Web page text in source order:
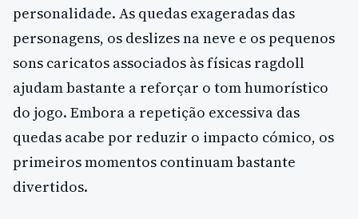
personalidade. As quedas exageradas das
personagens, os deslizes na neve e os pequenos
sons caricatos associados às físicas ragdoll
ajudam bastante a reforçar o tom humorístico
do jogo. Embora a repetição excessiva das
quedas acabe por reduzir o impacto cómico, os
primeiros momentos continuam bastante
divertidos.